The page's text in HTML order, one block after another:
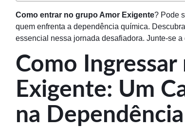
Como entrar no grupo Amor Exigente? Pode
quem enfrenta a dependência química.
essencial nessa jornada desafiadora. Junte-se
Como
Exigente: Um
na